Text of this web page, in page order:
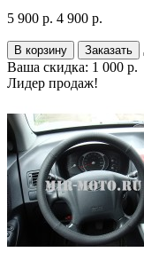
5 900 р. 4 900 р.
В корзину Заказать
Ваша скидка: 1 000 р.
Лидер продаж!